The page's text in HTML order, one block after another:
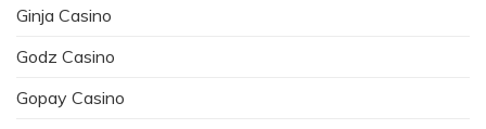
Ginja Casino
Godz Casino
Gopay Casino